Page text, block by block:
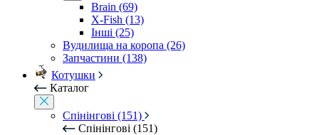
Brain (69)
X-Fish (13)
Інші (25)
Вудилища на коропа (26)
Запчастини (138)
Котушки
Каталог
Спінінгові (151)
Спінінгові (151)